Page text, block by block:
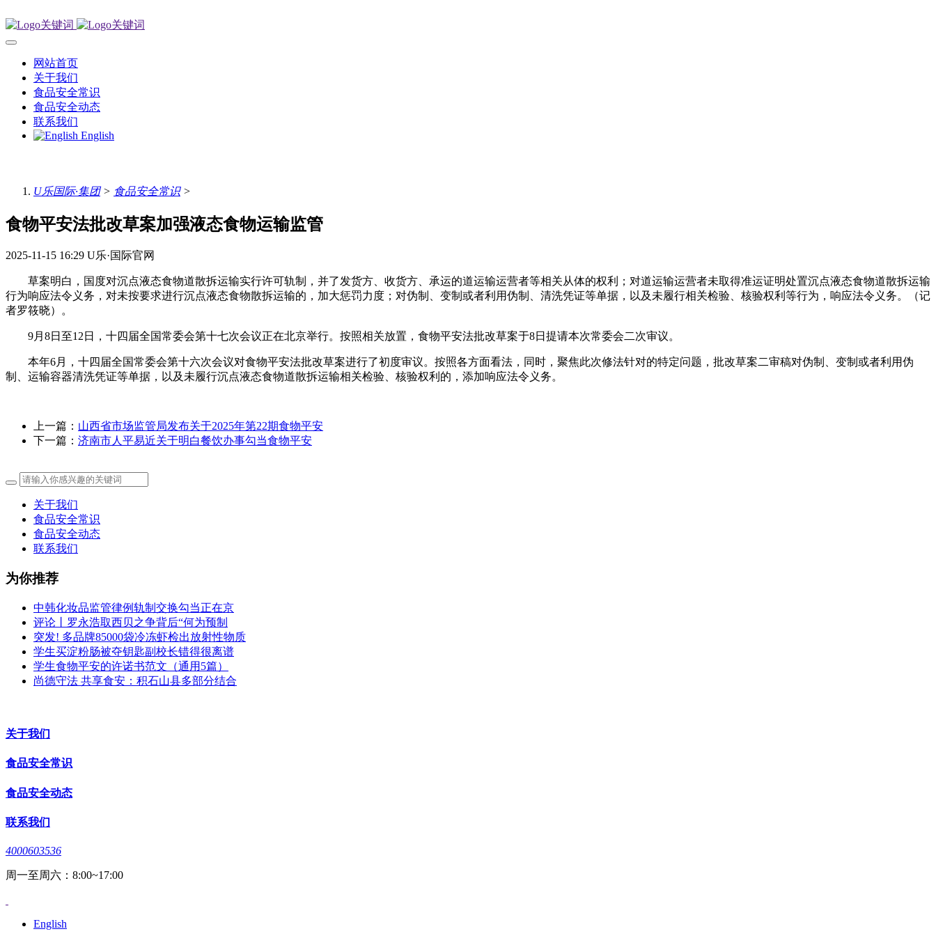
网站首页
关于我们
食品安全常识
食品安全动态
联系我们
English
U乐国际·集团> 食品安全常识>
食物平安法批改草案加强液态食物运输监管
2025-11-15 16:29 U乐·国际官网
草案明白，国度对沉点液态食物道散拆运输实行许可轨制，并了发货方、收货方、承运的道运输运营者等相关从体的权利；对道运输运营者未取得准运证明处置沉点液态食物道散拆运输
行为响应法令义务，对未按要求进行沉点液态食物散拆运输的，加大惩罚力度；对伪制、变制或者利用伪制、清洗凭证等单据，以及未履行相关检验、核验权利等行为，响应法令义务。（记
者罗筱晓）。
9月8日至12日，十四届全国常委会第十七次会议正在北京举行。按照相关放置，食物平安法批改草案于8日提请本次常委会二次审议。
本年6月，十四届全国常委会第十六次会议对食物平安法批改草案进行了初度审议。按照各方面看法，同时，聚焦此次修法针对的特定问题，批改草案二审稿对伪制、变制或者利用伪
制、运输容器清洗凭证等单据，以及未履行沉点液态食物道散拆运输相关检验、核验权利的，添加响应法令义务。
上一篇： 山西省市场监管局发布关于2025年第22期食物平安
下一篇： 济南市人平易近关于明白餐饮办事勾当食物平安
关于我们
食品安全常识
食品安全动态
联系我们
为你推荐
中韩化妆品监管律例轨制交换勾当正在京
评论丨罗永浩取西贝之争背后“何为预制
突发! 多品牌85000袋冷冻虾检出放射性物质
学生买淀粉肠被夺钥匙副校长错得很离谱
学生食物平安的许诺书范文（通用5篇）
尚德守法 共享食安：积石山县多部分结合
关于我们
食品安全常识
食品安全动态
联系我们
4000603536
周一至周六：8:00~17:00
English